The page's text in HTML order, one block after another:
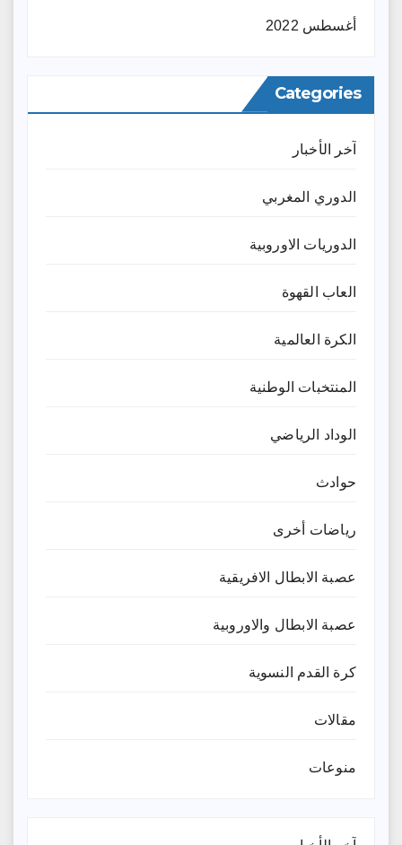
أغسطس 2022
Categories
آخر الأخبار
الدوري المغربي
الدوريات الاوروبية
العاب القهوة
الكرة العالمية
المنتخبات الوطنية
الوداد الرياضي
حوادث
رياضات أخرى
عصبة الابطال الافريقية
عصبة الابطال والاوروبية
كرة القدم النسوية
مقالات
منوعات